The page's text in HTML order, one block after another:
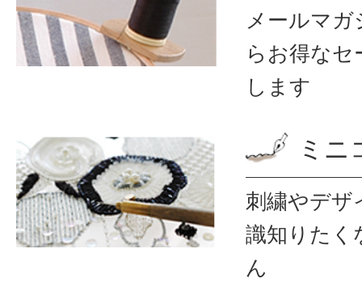
メールマ
ら お得なセ
します
ミニ
刺繍やデザ
識知りたく
ん